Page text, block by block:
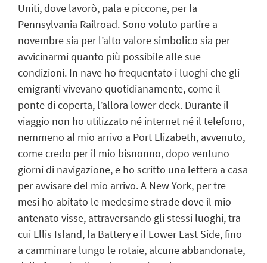
Uniti, dove lavorò, pala e piccone, per la
Pennsylvania Railroad. Sono voluto partire a
novembre sia per l’alto valore simbolico sia per
avvicinarmi quanto più possibile alle sue
condizioni. In nave ho frequentato i luoghi che gli
emigranti vivevano quotidianamente, come il
ponte di coperta, l’allora lower deck. Durante il
viaggio non ho utilizzato né internet né il telefono,
nemmeno al mio arrivo a Port Elizabeth, avvenuto,
come credo per il mio bisnonno, dopo ventuno
giorni di navigazione, e ho scritto una lettera a casa
per avvisare del mio arrivo. A New York, per tre
mesi ho abitato le medesime strade dove il mio
antenato visse, attraversando gli stessi luoghi, tra
cui Ellis Island, la Battery e il Lower East Side, fino
a camminare lungo le rotaie, alcune abbandonate,